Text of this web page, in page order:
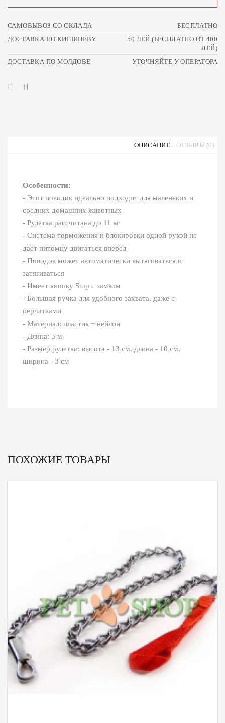
САМОВЫВОЗ СО СКЛАДА
БЕСПЛАТНО
ДОСТАВКА ПО КИШИНЕВУ
50 ЛЕЙ (БЕСПЛАТНО ОТ 400
ЛЕЙ)
ДОСТАВКА ПО МОЛДОВЕ
УТОЧНЯЙТЕ У ОПЕРАТОРА
ОПИСАНИЕ ОТЗЫВЫ (0)
Особенности:
- Этот поводок идеально подходит для маленьких и
средних домашних животных
- Рулетка рассчитана до 11 кг
- Система торможения и блокировки одной рукой не
дает питомцу двигаться вперед
- Поводок может автоматически вытягиваться и
затягиваться
- Имеет кнопку Stop с замком
- Большая ручка для удобного захвата, даже с
перчатками
- Материал: пластик + нейлон
- Длина: 3 м
- Размер рулетки: высота - 13 см, длина - 10 см,
ширина - 3 см
ПОХОЖИЕ ТОВАРЫ